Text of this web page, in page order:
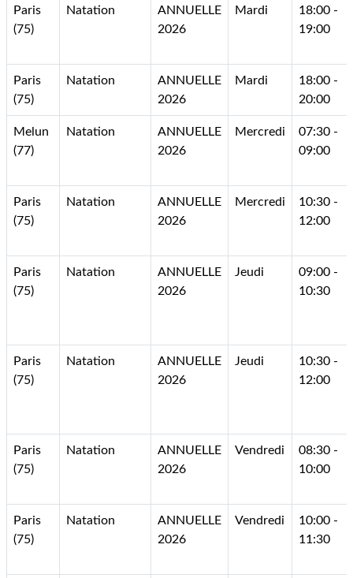
Paris
(75)
Natation
ANNUELLE
2026
Mardi
18:00 -
19:00
Paris
(75)
Natation
ANNUELLE
2026
Mardi
18:00 -
20:00
Melun
(77)
Natation
ANNUELLE
2026
Mercredi
07:30 -
09:00
Paris
(75)
Natation
ANNUELLE
2026
Mercredi
10:30 -
12:00
Paris
(75)
Natation
ANNUELLE
2026
Jeudi
09:00 -
10:30
Paris
(75)
Natation
ANNUELLE
2026
Jeudi
10:30 -
12:00
Paris
(75)
Natation
ANNUELLE
2026
Vendredi
08:30 -
10:00
Paris
(75)
Natation
ANNUELLE
2026
Vendredi
10:00 -
11:30